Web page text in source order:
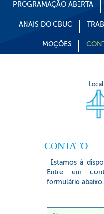
PROGRAMAÇÃO ABERTA
ANAIS DO CBUC
MOÇÕES
CONTATO
Estamos à
Entre em
formulário abaixo.